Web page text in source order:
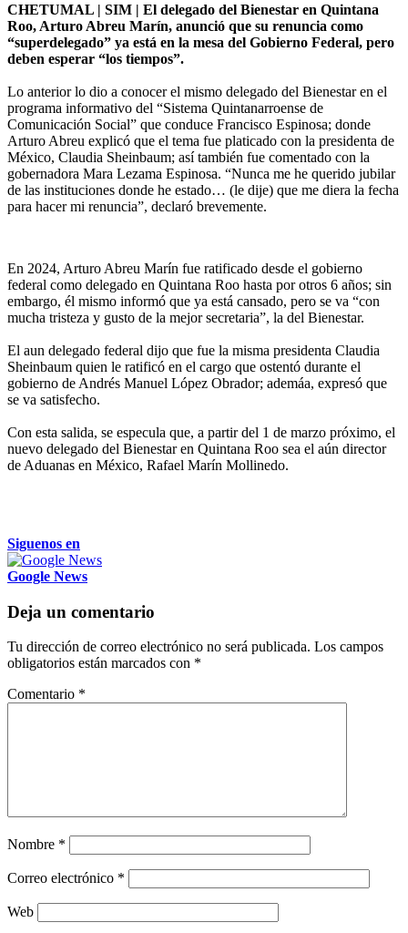
CHETUMAL | SIM | El delegado del Bienestar en Quintana
Roo, Arturo Abreu Marín, anunció que su renuncia como
“superdelegado” ya está en la mesa del Gobierno Federal, pero
deben esperar “los tiempos”.
Lo anterior lo dio a conocer el mismo delegado del Bienestar en el
programa informativo del “Sistema Quintanarroense de
Comunicación Social” que conduce Francisco Espinosa; donde
Arturo Abreu explicó que el tema fue platicado con la presidenta de
México, Claudia Sheinbaum; así también fue comentado con la
gobernadora Mara Lezama Espinosa. “Nunca me he querido jubilar
de las instituciones donde he estado… (le dije) que me diera la fecha
para hacer mi renuncia”, declaró brevemente.
En 2024, Arturo Abreu Marín fue ratificado desde el gobierno
federal como delegado en Quintana Roo hasta por otros 6 años; sin
embargo, él mismo informó que ya está cansado, pero se va “con
mucha tristeza y gusto de la mejor secretaria”, la del Bienestar.
El aun delegado federal dijo que fue la misma presidenta Claudia
Sheinbaum quien le ratificó en el cargo que ostentó durante el
gobierno de Andrés Manuel López Obrador; ademáa, expresó que
se va satisfecho.
Con esta salida, se especula que, a partir del 1 de marzo próximo, el
nuevo delegado del Bienestar en Quintana Roo sea el aún director
de Aduanas en México, Rafael Marín Mollinedo.
Siguenos en
Google News
Deja un comentario
Tu dirección de correo electrónico no será publicada. Los campos
obligatorios están marcados con *
Comentario *
Nombre *
Correo electrónico *
Web